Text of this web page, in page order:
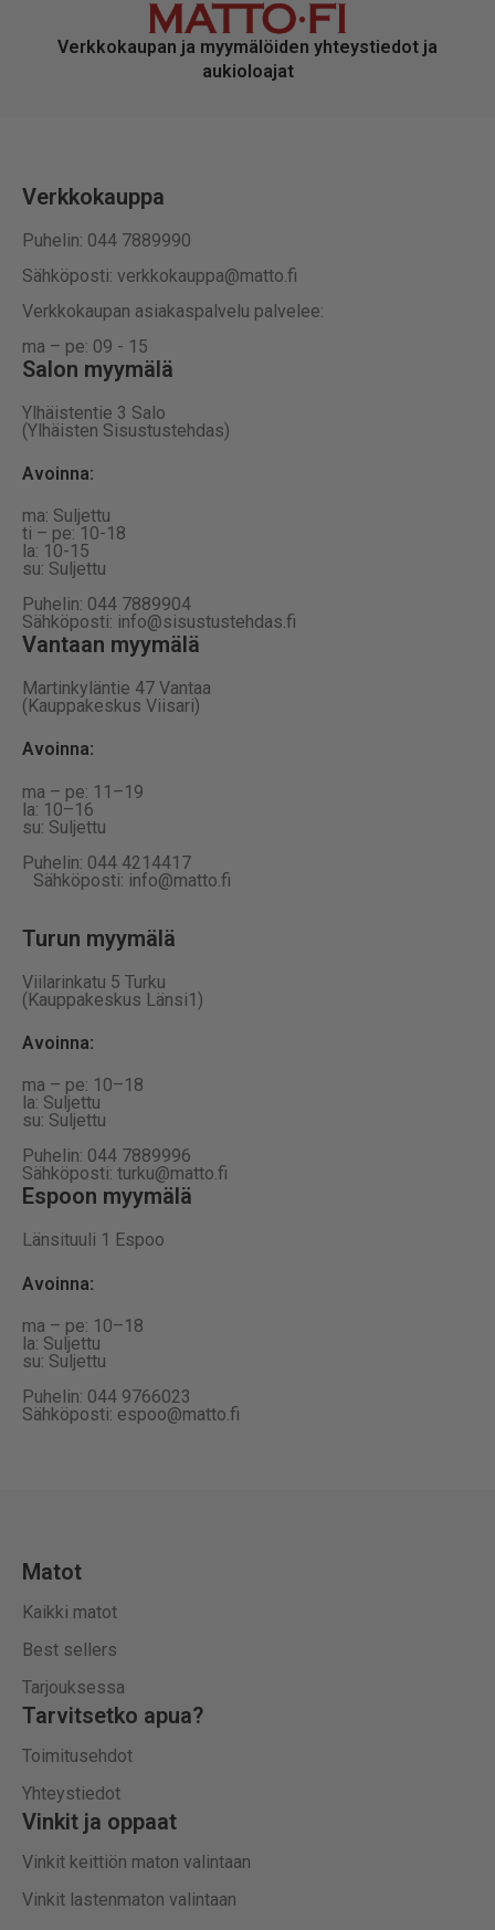
Verkkokaupan ja myymälöiden yhteystiedot ja
aukioloajat
Verkkokauppa
Puhelin: 044 7889990
Sähköposti: verkkokauppa@matto.fi
Verkkokaupan asiakaspalvelu palvelee:
ma – pe: 09 - 15
Salon myymälä
Ylhäistentie 3 Salo
(Ylhäisten Sisustustehdas)
Avoinna:
ma: Suljettu
ti – pe: 10-18
la: 10-15
su: Suljettu
Puhelin: 044 7889904
Sähköposti: info@sisustustehdas.fi
Vantaan myymälä
Martinkyläntie 47 Vantaa
(Kauppakeskus Viisari)
Avoinna:
ma – pe: 11–19
la: 10–16
su: Suljettu
Puhelin: 044 4214417
Sähköposti: info@matto.fi
Turun myymälä
Viilarinkatu 5 Turku
(Kauppakeskus Länsi1)
Avoinna:
ma – pe: 10–18
la: Suljettu
su: Suljettu
Puhelin: 044 7889996
Sähköposti: turku@matto.fi
Espoon myymälä
Länsituuli 1 Espoo
Avoinna:
ma – pe: 10–18
la: Suljettu
su: Suljettu
Puhelin: 044 9766023
Sähköposti: espoo@matto.fi
Matot
Kaikki matot
Best sellers
Tarjouksessa
Tarvitsetko apua?
Toimitusehdot
Yhteystiedot
Vinkit ja oppaat
Vinkit keittiön maton valintaan
Vinkit lastenmaton valintaan